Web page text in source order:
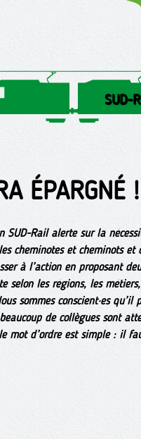
SUD-
ÉPARGNÉ !
SUD-Rail alerte sur la
cheminotes et cheminots
à l’action en proposant
selon les régions, les
sommes conscient·es
de collègues sont
mot d’ordre est simple : il